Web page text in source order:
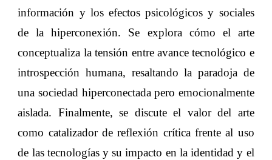
información y los efectos psicológicos y sociales
de la hiperconexión. Se explora cómo el arte
conceptualiza la tensión entre avance tecnológico e
introspección humana, resaltando la paradoja de
una sociedad hiperconectada pero emocionalmente
aislada. Finalmente, se discute el valor del arte
como catalizador de reflexión crítica frente al uso
de las tecnologías y su impacto en la identidad y el